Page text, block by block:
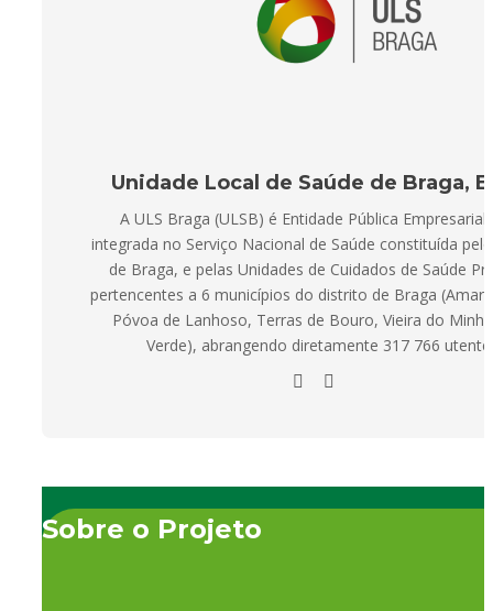
Unidade Local de Saúde de Braga,
A ULS Braga (ULSB) é Entidade Pública Empresarial
integrada no Serviço Nacional de Saúde constituída
de Braga, e pelas Unidades de Cuidados de Saúde
pertencentes a 6 municípios do distrito de Braga
Póvoa de Lanhoso, Terras de Bouro, Vieira do
Verde), abrangendo diretamente 317 766
Sobre o Projeto